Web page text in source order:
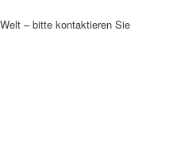
– bitte kontaktieren Sie